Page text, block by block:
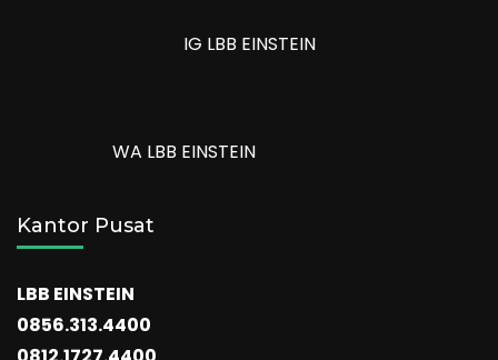
IG LBB EINSTEIN
WA LBB EINSTEIN
Kantor Pusat
LBB EINSTEIN
0856.313.4400